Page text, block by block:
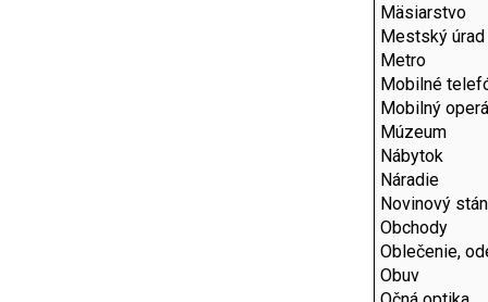
Mäsiarstvo
Mestský úrad
Metro
Mobilné
Mobilný
Múzeum
Nábytok
Náradie
Novinový
Obchody
Oblečenie,
Obuv